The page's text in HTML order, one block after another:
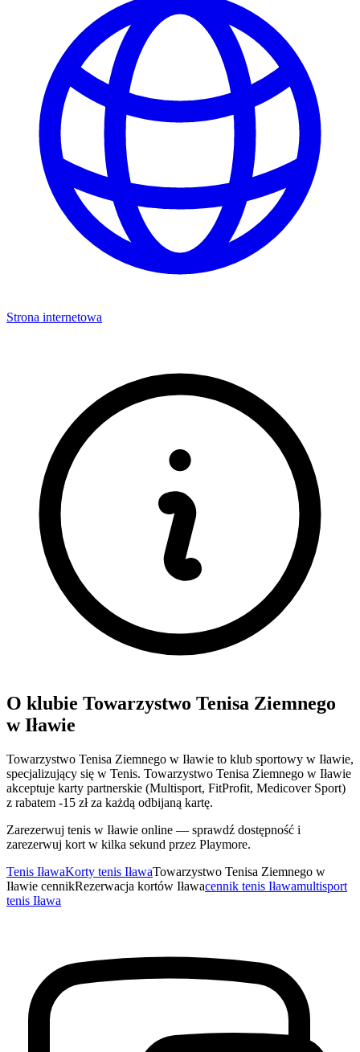
Strona internetowa
O klubie Towarzystwo Tenisa Ziemnego
w Iławie
Towarzystwo Tenisa Ziemnego w Iławie to klub sportowy w Iławie,
specjalizujący się w Tenis. Towarzystwo Tenisa Ziemnego w Iławie
akceptuje karty partnerskie (Multisport, FitProfit, Medicover Sport)
z rabatem -15 zł za każdą odbijaną kartę.
Zarezerwuj tenis w Iławie online — sprawdź dostępność i
zarezerwuj kort w kilka sekund przez Playmore.
Tenis IławaKorty tenis IławaTowarzystwo Tenisa Ziemnego w
Iławie cennikRezerwacja kortów Iławacennik tenis Iławamultisport
tenis Iława